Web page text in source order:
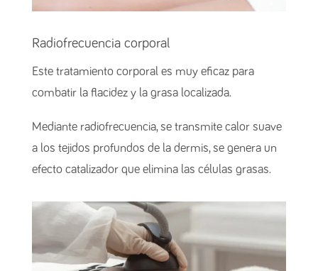
Radiofrecuencia corporal
Este tratamiento corporal es muy eficaz para
combatir la flacidez y la grasa localizada.
Mediante radiofrecuencia, se transmite calor suave
a los tejidos profundos de la dermis, se genera un
efecto catalizador que elimina las células grasas.